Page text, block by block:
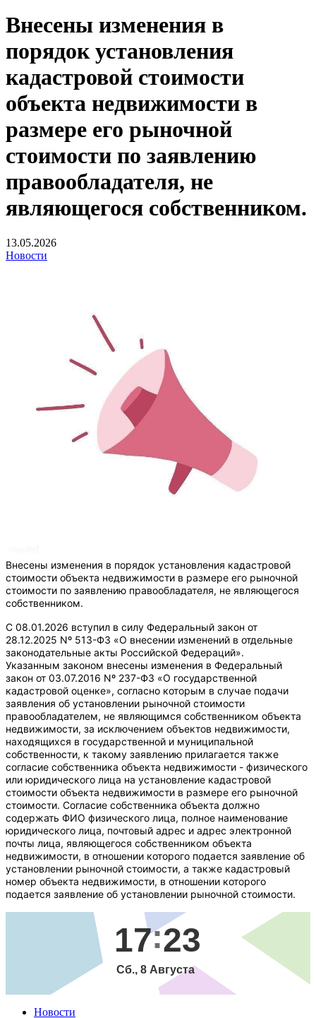
Внесены изменения в
порядок установления
кадастровой стоимости
объекта недвижимости в
размере его рыночной
стоимости по заявлению
правообладателя, не
являющегося собственником.
13.05.2026
Новости
Внесены изменения в порядок установления кадастровой
стоимости объекта недвижимости в размере его рыночной
стоимости по заявлению правообладателя, не являющегося
собственником.
С 08.01.2026 вступил в силу Федеральный закон от
28.12.2025 Nº 513-Ф3 «О внесении изменений в отдельные
законодательные акты Российской Федераций».
Указанным законом внесены изменения в Федеральный
закон от 03.07.2016 Nº 237-Ф3 «О государственной
кадастровой оценке», согласно которым в случае подачи
заявления об установлении рыночной стоимости
правообладателем, не являющимся собственником объекта
недвижимости, за исключением объектов недвижимости,
находящихся в государственной и муниципальной
собственности, к такому заявлению прилагается также
согласие собственника объекта недвижимости - физического
или юридического лица на установление кадастровой
стоимости объекта недвижимости в размере его рыночной
стоимости. Согласие собственника объекта должно
содержать ФИО физического лица, полное наименование
юридического лица, почтовый адрес и адрес электронной
почты лица, являющегося собственником объекта
недвижимости, в отношении которого подается заявление об
установлении рыночной стоимости, а также кадастровый
номер объекта недвижимости, в отношении которого
подается заявление об установлении рыночной стоимости.
17 23
Сб., 8 Августа
Новости